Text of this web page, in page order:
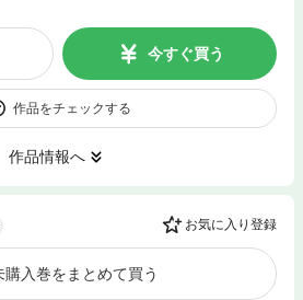
今すぐ買う
作品をチェックする
作品情報へ
お気に入り登録
購入巻をまとめて買う